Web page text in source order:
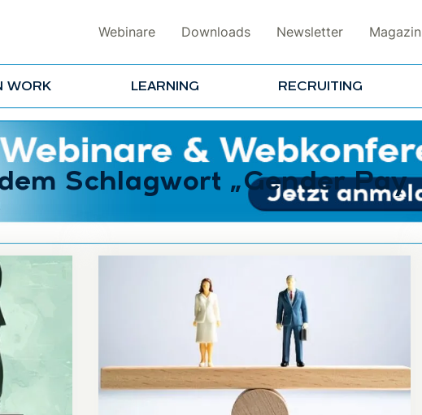
Webinare Downloads Newsletter Magazin
WORK LEARNING RECRUITING
Schlagwort „Gender Pay